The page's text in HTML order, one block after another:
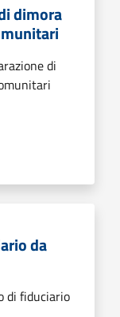
dimora
di
da
di fiduciario